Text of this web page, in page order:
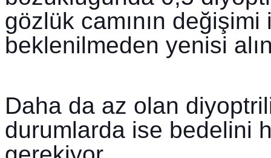
gözlük camının değişimi
beklenilmeden yenisi
Daha da az olan
durumlarda ise bedelini